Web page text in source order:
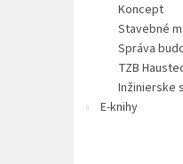
Koncept
Stavebné
Správa
TZB
Inžinierske
E-knihy